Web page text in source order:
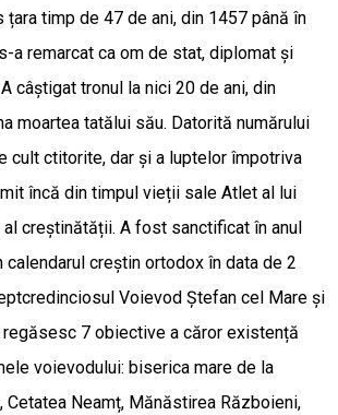
timp de 47 de ani, din 1457 până în
a remarcat ca om de stat, diplomat și
câștigat tronul la nici 20 de ani, din
moartea tatălui său. Datorită numărului
cult ctitorite, dar și a luptelor împotriva
încă din timpul vieții sale Atlet al lui
creștinătății. A fost sanctificat în anul
calendarul creștin ortodox în data de 2
Voievod Ștefan cel Mare și
7 obiective a căror existență
voievodului: biserica mare de la
Cetatea Neamț, Mănăstirea Războieni,